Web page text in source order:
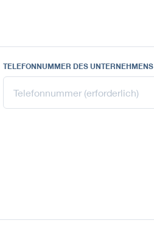
TELEFONNUMMER DES UNTERNEHMENS